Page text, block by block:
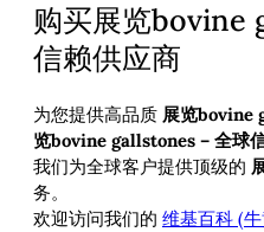
购买展览bovine
信赖供应商
为您提供高品质 展览bovine
览bovine gallstones – 全球
我们为全球客户提供顶级的
务。
欢迎访问我们的 维基百科 (